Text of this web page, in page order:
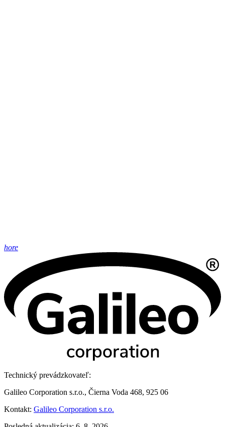
hore
Technický prevádzkovateľ:
Galileo Corporation s.r.o., Čierna Voda 468, 925 06
Kontakt: Galileo Corporation s.r.o.